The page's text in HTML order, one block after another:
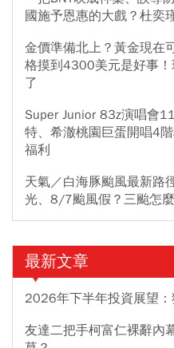
國施予恩惠的大戲？杜奕
金價準備北上？黃金現在
格摸到4300美元是好事
了
Super Junior 83z演唱會
特、希澈桃園巨蛋開唱4
福利
天氣／白海豚颱風最新路
光、8/7颱風假？三颱怎
最新文章
2026年下半年投資展望
友達二把手柯富仁裸辭內